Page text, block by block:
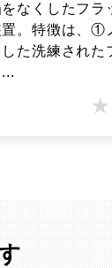
なくしたフラ
置。特徴は、①
た洗練された